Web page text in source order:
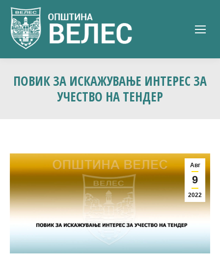
ПОВИК ЗА ИСКАЖУВАЊЕ ИНТЕРЕС ЗА
УЧЕСТВО НА ТЕНДЕР
Авг
9
2022